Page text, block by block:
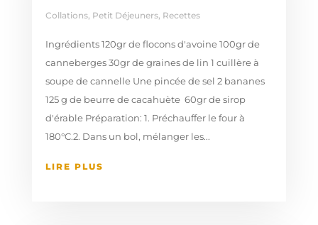
Collations, Petit Déjeuners, Recettes
Ingrédients 120gr de flocons d'avoine 100gr de
canneberges 30gr de graines de lin 1 cuillère à
soupe de cannelle Une pincée de sel 2 bananes
125 g de beurre de cacahuète 60gr de sirop
d'érable Préparation: 1. Préchauffer le four à
180°C.2. Dans un bol, mélanger les...
LIRE PLUS